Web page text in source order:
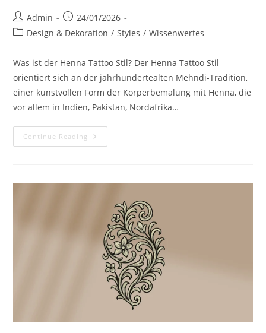
Post
author:
Admin
Post
published:
24/01/2026
PostDesign & Dekoration / Styles / Wissenwertes
Was ist der Henna Tattoo Stil? Der Henna Tattoo Stil
orientiert sich an der jahrhundertealten Mehndi-Tradition,
einer kunstvollen Form der Körperbemalung mit Henna, die
vor allem in Indien, Pakistan, Nordafrika…
Continue Reading Henna
Tattoo
Zeitlose